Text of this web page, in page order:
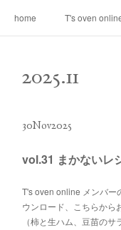
home T's oven
2025.11
30Nov2025
vol.31 まかないレ
T's oven online メンバー
ウンロード、こちらから
（柿と生ハム、豆苗の